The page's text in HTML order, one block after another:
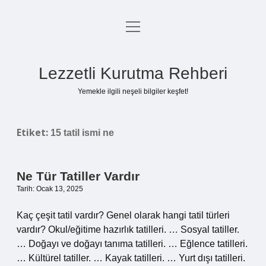
Anasayfa
menüyü
Lezzetli Kurutma Rehberi
Yemekle ilgili neşeli bilgiler keşfet!
Etiket: 15 tatil ismi ne
Ne Tür Tatiller Vardır
Tarih: Ocak 13, 2025
Kaç çeşit tatil vardır? Genel olarak hangi tatil türleri
vardır? Okul/eğitime hazırlık tatilleri. … Sosyal tatiller.
… Doğayı ve doğayı tanıma tatilleri. … Eğlence tatilleri.
… Kültürel tatiller. … Kayak tatilleri. … Yurt dışı tatilleri.